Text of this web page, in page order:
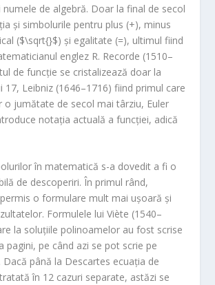
numele de algebră. Doar la final de secol
și simbolurile pentru plus (+), minus
($\sqrt{}$) și egalitate (=), ultimul fiind
englez R. Recorde (1510–
de funcție se cristalizează doar la
17, Leibniz (1646–1716) fiind primul care
o jumătate de secol mai târziu, Euler
notația actuală a funcției, adică
în matematică s-a dovedit a fi o
de descoperiri. În primul rând,
o formulare mult mai ușoară și
Formulele lui Viète (1540–
la soluțiile polinoamelor au fost scrise
pagini, pe când azi se pot scrie pe
Dacă până la Descartes ecuația de
în 12 cazuri separate, astăzi se